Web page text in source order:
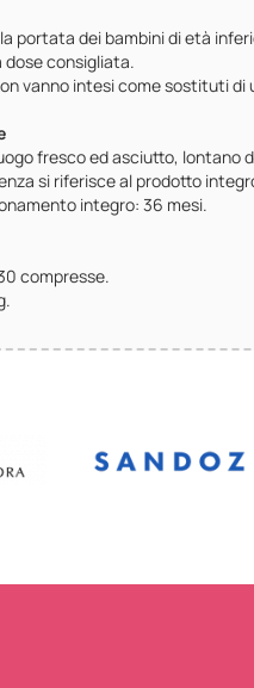
portata dei bambini di età
dose consigliata.
vanno intesi come sostituti
fresco ed asciutto, lontano
si riferisce al prodotto
integro: 36 mesi.
compresse.